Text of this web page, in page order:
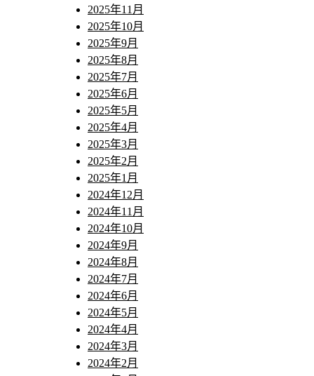
2025年11月
2025年10月
2025年9月
2025年8月
2025年7月
2025年6月
2025年5月
2025年4月
2025年3月
2025年2月
2025年1月
2024年12月
2024年11月
2024年10月
2024年9月
2024年8月
2024年7月
2024年6月
2024年5月
2024年4月
2024年3月
2024年2月